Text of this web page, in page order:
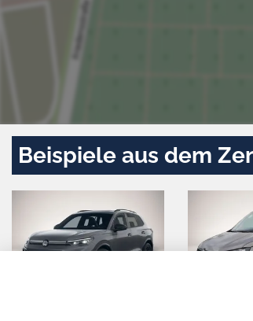
Beispiele aus dem